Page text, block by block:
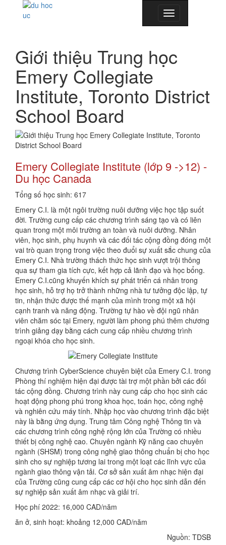
Toggle
navigation
Giới thiệu Trung học
Emery Collegiate
Institute, Toronto District
School Board
Emery Collegiate Institute (lớp 9 ->12) -
Du học Canada
Tổng số học sinh: 617
Emery C.I. là một ngôi trường nuôi dưỡng việc học tập suốt
đời. Trường cung cấp các chương trình sáng tạo và có liên
quan trong một môi trường an toàn và nuôi dưỡng. Nhân
viên, học sinh, phụ huynh và các đối tác cộng đồng đóng một
vai trò quan trọng trong việc theo đuổi sự xuất sắc chung của
Emery C.I. Nhà trường thách thức học sinh vượt trội thông
qua sự tham gia tích cực, kết hợp cả lãnh đạo và học bổng.
Emery C.I.cũng khuyến khích sự phát triển cá nhân trong
học sinh, hỗ trợ họ trở thành những nhà tư tưởng độc lập, tự
tin, nhận thức được thế mạnh của mình trong một xã hội
cạnh tranh và năng động. Trường tự hào về đội ngũ nhân
viên chăm sóc tại Emery, người làm phong phú thêm chương
trình giảng dạy bằng cách cung cấp nhiều chương trình
ngoại khóa cho học sinh.
Chương trình CyberScience chuyên biệt của Emery C.I. trong
Phòng thí nghiệm hiện đại được tài trợ một phần bởi các đối
tác cộng đồng. Chương trình này cung cấp cho học sinh các
hoạt động phong phú trong khoa học, toán học, công nghệ
và nghiên cứu máy tính. Nhập học vào chương trình đặc biệt
này là bằng ứng dụng. Trung tâm Công nghệ Thông tin và
các chương trình công nghệ rộng lớn của Trường có nhiều
thiết bị công nghệ cao. Chuyên ngành Kỹ năng cao chuyên
ngành (SHSM) trong công nghệ giao thông chuẩn bị cho học
sinh cho sự nghiệp tương lai trong một loạt các lĩnh vực của
ngành giao thông vận tải. Cơ sở sản xuất âm nhạc hiện đại
của Trường cũng cung cấp các cơ hội cho học sinh dẫn đến
sự nghiệp sản xuất âm nhạc và giải trí.
Học phí 2022: 16,000 CAD/năm
ăn ở, sinh hoạt: khoảng 12,000 CAD/năm
Nguồn: TDSB